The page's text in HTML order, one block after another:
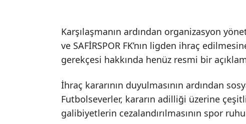
Karşılaşmanın ardından organizasyon
ve SAFİRSPOR FK’nın ligden ihraç
gerekçesi hakkında henüz resmi bir
İhraç kararının duyulmasının ardından
Futbolseverler, kararın adilliği üzerine
galibiyetlerin cezalandırılmasının spor